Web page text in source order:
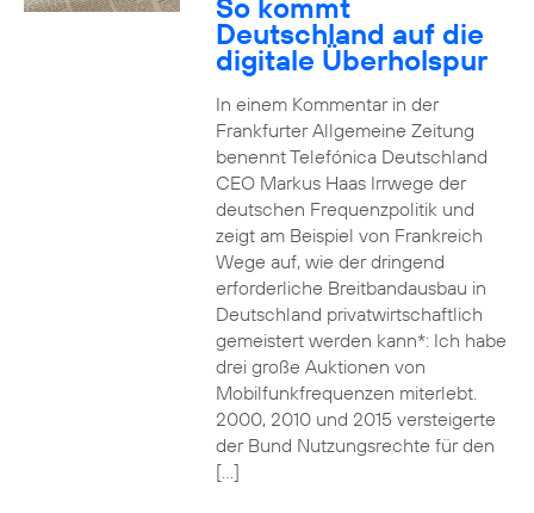
So kommt
Deutschland auf die
digitale Überholspur
In einem Kommentar in der
Frankfurter Allgemeine Zeitung
benennt Telefónica Deutschland
CEO Markus Haas Irrwege der
deutschen Frequenzpolitik und
zeigt am Beispiel von Frankreich
Wege auf, wie der dringend
erforderliche Breitbandausbau in
Deutschland privatwirtschaftlich
gemeistert werden kann*: Ich habe
drei große Auktionen von
Mobilfunkfrequenzen miterlebt.
2000, 2010 und 2015 versteigerte
der Bund Nutzungsrechte für den
[…]